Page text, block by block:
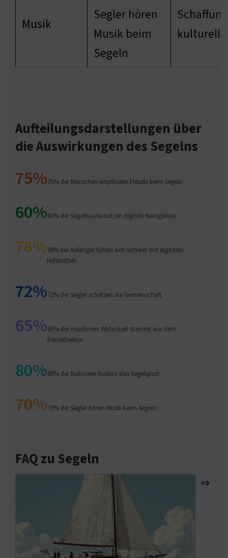
Musik
Segler hören
Musik beim
Segeln
Aufteilungsdarstellungen über
die Auswirkungen des Segelns
75%75% der Menschen empfinden Freude beim Segeln
60%60% der Segelboote nutzen digitale Navigation
78%78% der Anfänger fühlen sich sicherer mit digitalen
Hilfsmitteln
72%72% der Segler schätzen die Gemeinschaft
65%65% der maritimen Wirtschaft stammt aus dem
Freizeitsektor
80%80% der Nationen fördern den Segelsport
70%70% der Segler hören Musik beim Segeln
FAQ zu Segeln
⇒